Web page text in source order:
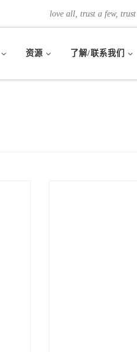
love all, trust a few, trust
资源 了解/联系我们